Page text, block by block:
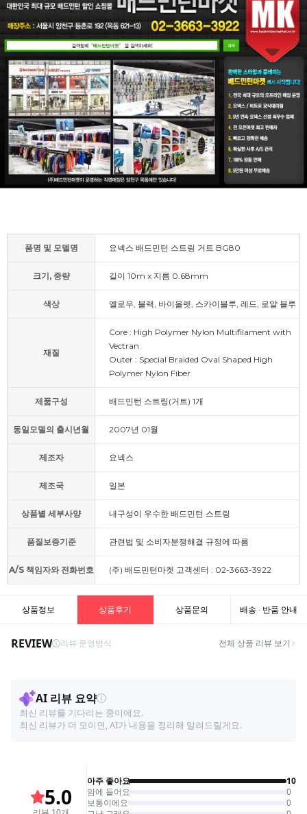
품명 및 모델명 요넥스 배드민턴 스트링 거트 BG80
크기, 중량 길이 10m x 지름 0.68mm
색상 옐로우, 블랙, 바이올렛, 스카이블루, 레드, 로얄 블루
재질
Core : High Polymer Nylon Multifilament with
Vectran
Outer : Special Braided Oval Shaped High
Polymer Nylon Fiber
제품구성 배드민턴 스트링(거트) 1개
동일모델의 출시년월 2007년 01월
제조자 요넥스
제조국 일본
상품별 세부사양 내구성이 우수한 배드민턴 스트링
품질보증기준 관련법 및 소비자분쟁해결 규정에 따름
A/S 책임자와 전화번호 (주) 배드민턴마켓 고객센터 : 02-3663-3922
상품정보 상품후기 상품문의 배송 · 반품 안내